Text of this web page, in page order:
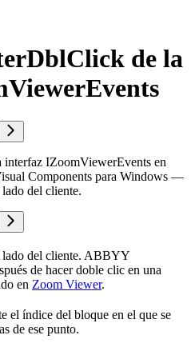
de la
IZoomViewerEvents en
Components para Windows —
del cliente.
lado del cliente. ABBYY
de hacer doble clic en una
en Zoom Viewer.
el índice del bloque en el que se
de ese punto.